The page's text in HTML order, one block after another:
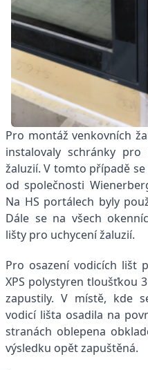
Pro montáž venkovních
instalovaly schránky
žaluzií. V tomto případě
od společnosti
Na HS portálech byly
Dále se na všech
lišty pro uchycení žaluzií.
Pro osazení vodicích lišt
XPS polystyren tloušťkou
zapustily. V místě, kde
vodicí lišta osadila na
stranách oblepena
výsledku opět zapuštěná.